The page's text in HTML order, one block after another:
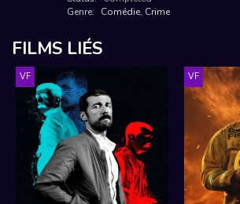
Genre:
Comédie, Crime
FILMS LIÉS
VF VF